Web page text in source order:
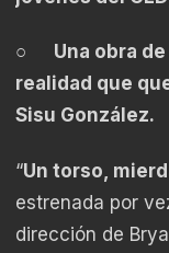
○ Una obra
realidad que
Sisu González.
“Un torso,
estrenada por
dirección de